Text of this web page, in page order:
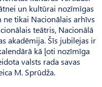
un kultūrai nozīmīgas
tikai Nacionālais arhīvs
teātris, Nacionālā
akadēmija. Šīs jubilejas ir
kā ļoti nozīmīga
valsts rada savas
M. Sprūdža.